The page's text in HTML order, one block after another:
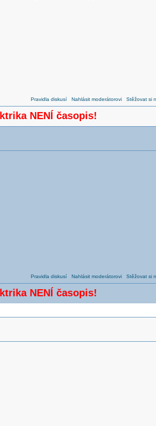
Pravidla diskusí Nahlásit moderátorovi Stěžovat si
NENÍ časopis!
Pravidla diskusí Nahlásit moderátorovi Stěžovat si
NENÍ časopis!